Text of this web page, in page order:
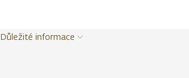
Důležité informace